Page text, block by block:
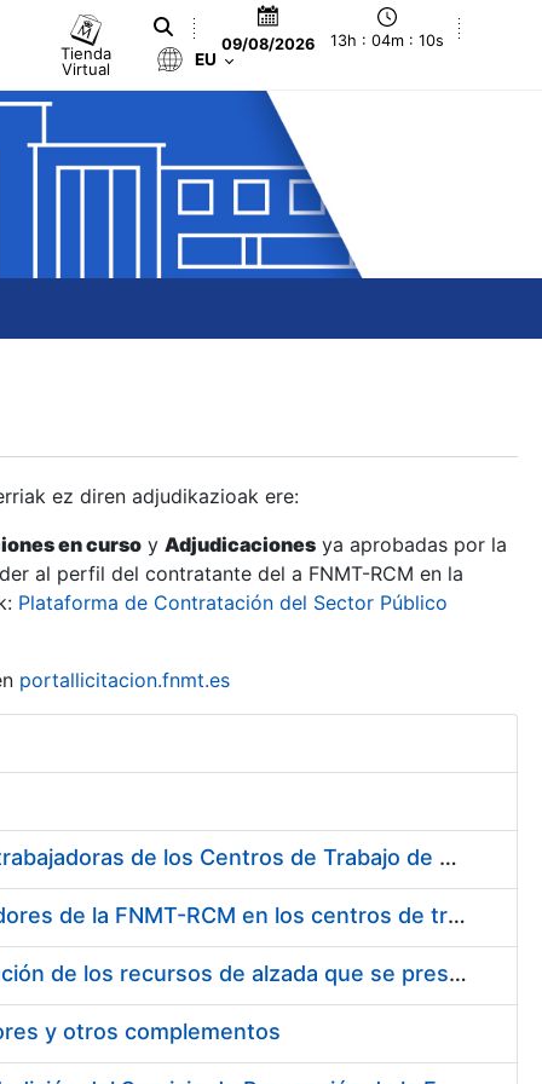
Tienda
Virtual
09/08/2026 13h : 04m : 11s
EU
ez diren adjudikazioak ere:
en curso y Adjudicaciones ya aprobadas por la
al perfil del contratante del a FNMT-RCM en la
Plataforma de Contratación del Sector Público
portallicitacion.fnmt.es
Suministro de Protectores Auditivos a medida para las personas trabajadoras de los Centros de Trabajo de Madrid y Burgos
Suministro de gafas graduadas antiproyecciones para los trabajadores de la FNMT-RCM en los centros de trabajo de Madrid y Burgos
Servicios de una empresa externa para el asesoramiento y resolución de los recursos de alzada que se presentan relacionados con procesos de selección para la FNMT-RCM
y otros complementos